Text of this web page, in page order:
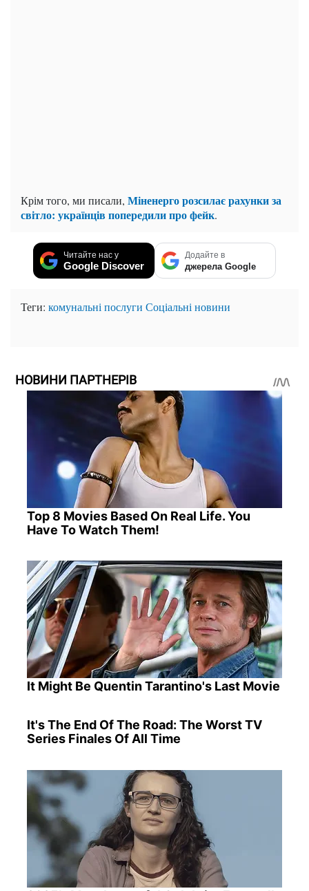
Крім того, ми писали, Міненерго розсилає рахунки за
світло: українців попередили про фейк.
Читайте нас у
Google Discover
Додайте в
джерела Google
Теги: комунальні послуги Соціальні новини
НОВИНИ ПАРТНЕРІВ
Top 8 Movies Based On Real Life. You
Have To Watch Them!
It Might Be Quentin Tarantino's Last Movie
It's The End Of The Road: The Worst TV
Series Finales Of All Time